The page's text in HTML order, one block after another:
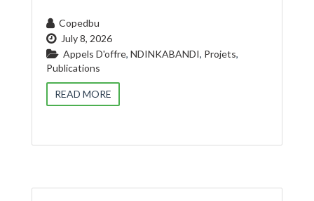
Copedbu
July 8, 2026
Appels D'offre, NDINKABANDI, Projets,
Publications
READ MORE